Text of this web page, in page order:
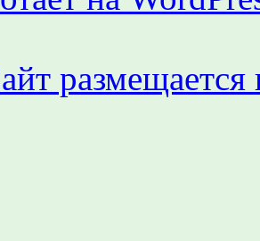
размещается